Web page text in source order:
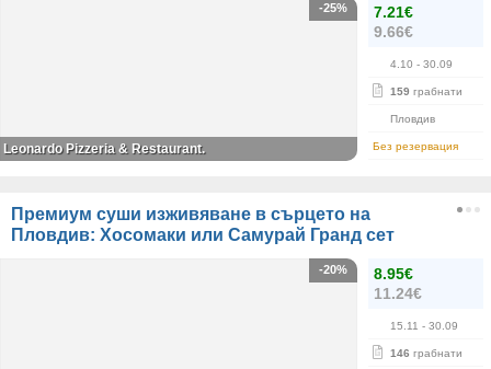
7.21€
9.66€
4.10 - 30.09
159 грабнати
Пловдив
Без резервация
-25%
Leonardo Pizzeria & Restaurant.
Премиум суши изживяване в сърцето на
Пловдив: Хосомаки или Самурай Гранд сет
8.95€
11.24€
15.11 - 30.09
146 грабнати
-20%